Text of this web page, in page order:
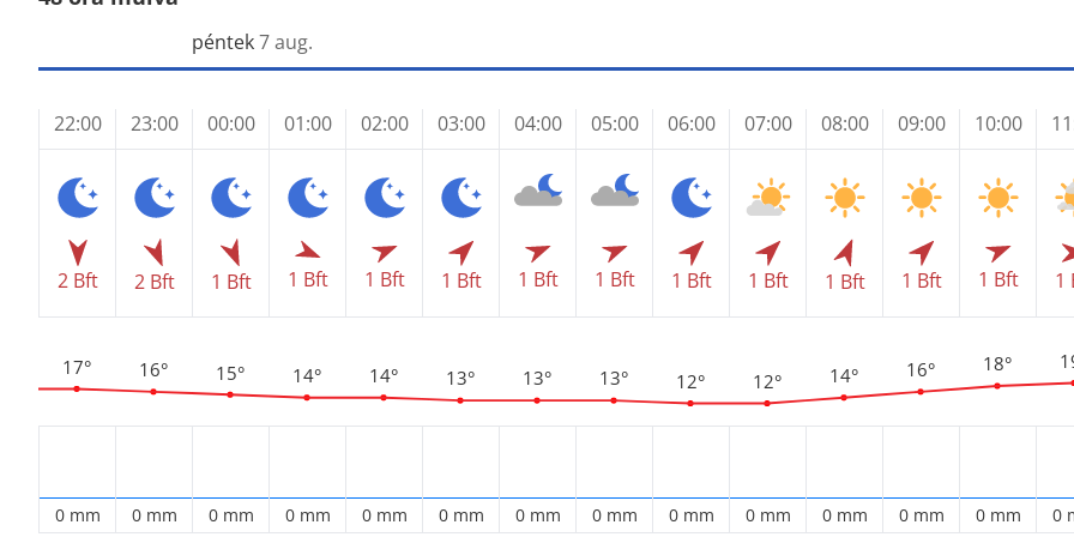
22:00
2 Bft
17°
0 mm
23:00
2 Bft
16°
0 mm
péntek7 aug.
00:00
1 Bft
15°
0 mm
01:00
1 Bft
14°
0 mm
02:00
1 Bft
14°
0 mm
03:00
1 Bft
13°
0 mm
04:00
1 Bft
13°
0 mm
05:00
1 Bft
13°
0 mm
06:00
1 Bft
12°
0 mm
07:00
1 Bft
12°
0 mm
08:00
1 Bft
14°
0 mm
09:00
1 Bft
16°
0 mm
10:00
1 Bft
18°
0 mm
1
0